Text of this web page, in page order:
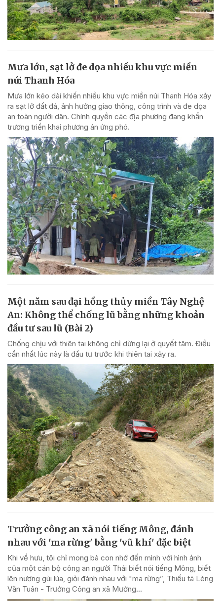
Mưa lớn, sạt lở đe dọa nhiều khu vực miền
núi Thanh Hóa
Mưa lớn kéo dài khiến nhiều khu vực miền núi Thanh Hóa xảy
ra sạt lở đất đá, ảnh hưởng giao thông, công trình và đe dọa
an toàn người dân. Chính quyền các địa phương đang khẩn
trương triển khai phương án ứng phó.
Một năm sau đại hồng thủy miền Tây Nghệ
An: Không thể chống lũ bằng những khoản
đầu tư sau lũ (Bài 2)
Chống chịu với thiên tai không chỉ dừng lại ở quyết tâm. Điều
cần nhất lúc này là đầu tư trước khi thiên tai xảy ra.
Trưởng công an xã nói tiếng Mông, đánh
nhau với 'ma rừng' bằng 'vũ khí' đặc biệt
Khi về hưu, tôi chỉ mong bà con nhớ đến mình với hình ảnh
của một cán bộ công an người Thái biết nói tiếng Mông, biết
lên nương gùi lúa, giỏi đánh nhau với "ma rừng”, Thiếu tá Lèng
Văn Tuân - Trưởng Công an xã Mường...